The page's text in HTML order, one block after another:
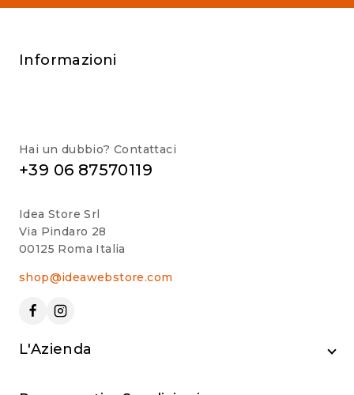
Informazioni
Hai un dubbio? Contattaci
+39 06 87570119
Idea Store Srl
Via Pindaro 28
00125 Roma Italia
shop@ideawebstore.com
L'Azienda